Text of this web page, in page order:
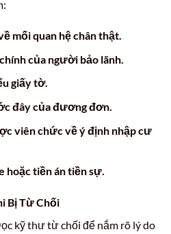
mối quan hệ chân thật.
của người bảo lãnh.
giấy tờ.
đây của đương đơn.
viên chức về ý định nhập cư
hoặc tiền án tiền sự.
Bị Từ Chối
kỹ thư từ chối để nắm rõ lý do